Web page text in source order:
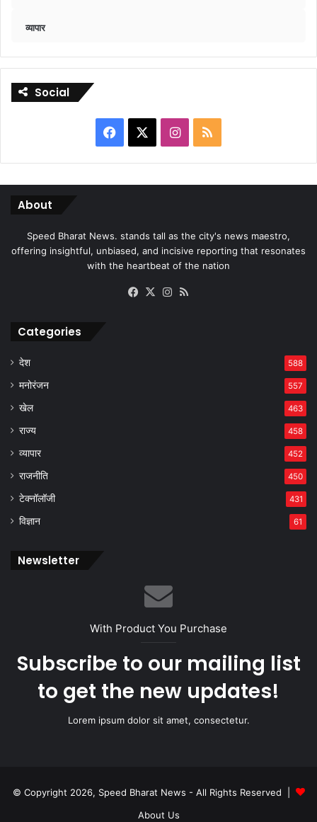
व्यापार
Social
Facebook Instagram
RSS
About
Speed Bharat News. stands tall as the city's news maestro,
offering insightful, unbiased, and incisive reporting that resonates
with the heartbeat of the nation
Facebook
X Instagram
Categories
देश 588
मनोरंजन 557
खेल 463
राज्य 458
व्यापार 452
राजनीति 450
टेक्नॉलॉजी 431
विज्ञान 61
Newsletter
With Product You Purchase
Subscribe to our mailing list
to get the new updates!
Lorem ipsum dolor sit amet, consectetur.
© Copyright 2026, Speed Bharat News - All Rights Reserved |
About Us